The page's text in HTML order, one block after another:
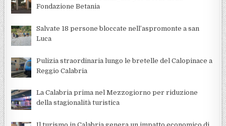
Fondazione Betania
Salvate 18 persone bloccate nell’aspromonte a san
Luca
Pulizia straordinaria lungo le bretelle del Calopinace a
Reggio Calabria
La Calabria prima nel Mezzogiorno per riduzione
della stagionalità turistica